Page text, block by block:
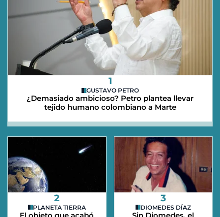
1
GUSTAVO PETRO
¿Demasiado ambicioso? Petro plantea llevar
tejido humano colombiano a Marte
2
PLANETA TIERRA
3
DIOMEDES DÍAZ